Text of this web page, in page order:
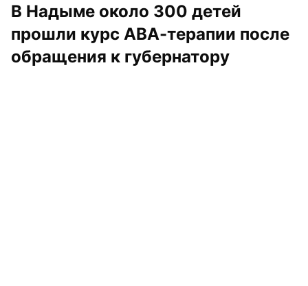
В Надыме около 300 детей
прошли курс АВА-терапии после
обращения к губернатору